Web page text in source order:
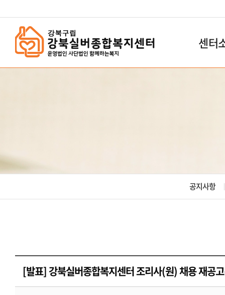
센터
공지사항
[발표] 강북실버종합복지센터 조리사(원) 채용 재공